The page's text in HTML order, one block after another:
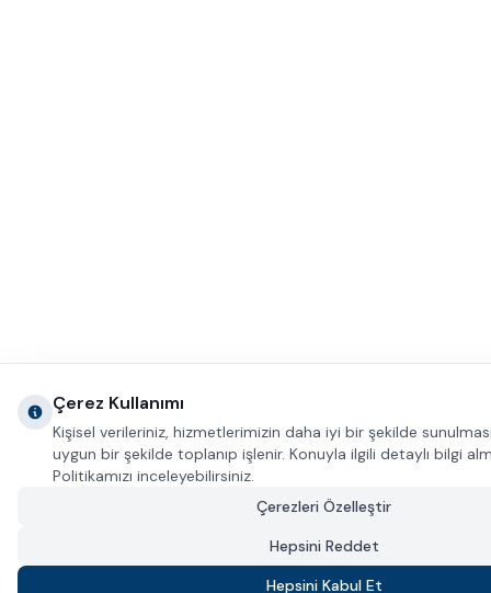
Çerez Kullanımı
Kişisel verileriniz, hizmetlerimizin daha iyi bir şekilde
uygun bir şekilde toplanıp işlenir. Konuyla ilgili detaylı bilgi
Politikamızı inceleyebilirsiniz.
Çerezleri Özelleştir
Hepsini Reddet
Hepsini Kabul Et